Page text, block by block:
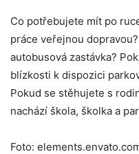
Co potřebujete mít po
práce veřejnou
autobusová zastávka?
blízkosti k dispozici
Pokud se stěhujete s
nachází škola, školka a
Foto: